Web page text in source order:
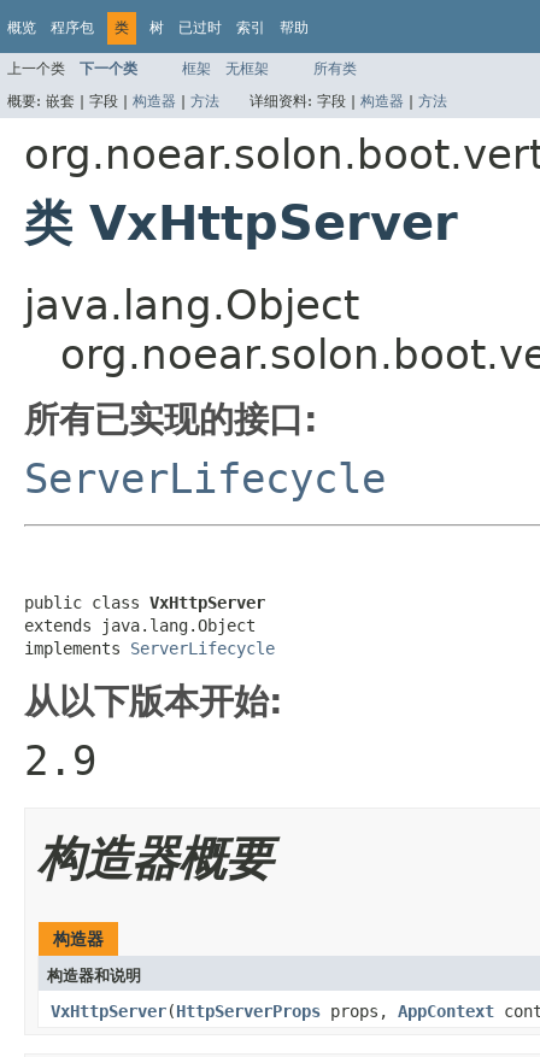
概览 程序包 类 树 已过时 索引 帮助
上一个类 下一个类 框架 无框架
所有类
概要: 嵌套 | 字段 | 构造器 | 方法 详细资料: 字段 | 构造器 | 方法
类 VxHttpServer
java.lang.Object
所有已实现的接口:
ServerLifecycle
public class VxHttpServer
extends java.lang.Object
implements ServerLifecycle
从以下版本开始:
2.9
构造器概要
构造器
构造器和说明
VxHttpServer(HttpServerProps props, AppContext